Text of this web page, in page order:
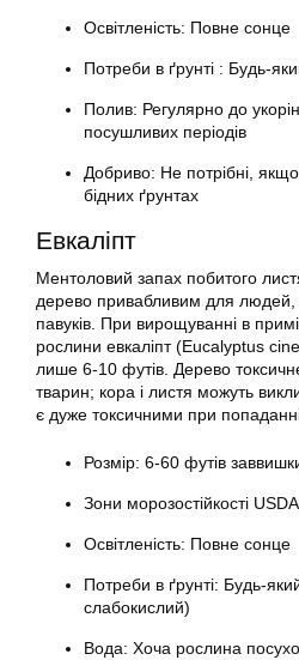
Освітленість: Повне сонце
Потреби в ґрунті : Будь-
Полив: Регулярно до
посушливих періодів
Добриво: Не потрібні,
бідних ґрунтах
Евкаліпт
Ментоловий запах побитого
дерево привабливим для
павуків. При вирощуванні в
рослини евкаліпт (Eucalyptus
лише 6-10 футів. Дерево
тварин; кора і листя можуть
є дуже токсичними при
Розмір: 6-60 футів
Зони морозостійкості
Освітленість: Повне сонце
Потреби в ґрунті: Будь-
слабокислий)
Вода: Хоча рослина